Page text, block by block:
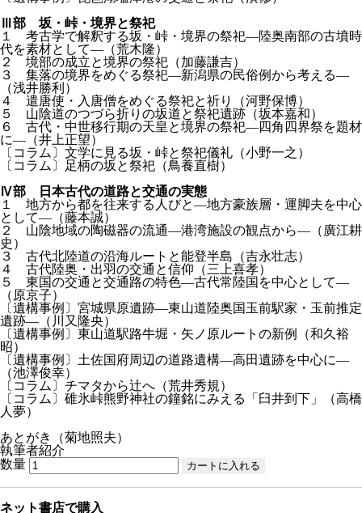
Ⅲ部 坂・峠・境界と祭祀
１ 考古学で解釈する坂・峠・境界の祭祀—陸奥南部の古墳時
代を素材として—（荒木隆）
２ 境部の成立と境界の祭祀（加藤謙吉）
３ 集落の境界をめぐる祭祀—新潟県の民俗例から考える—
（浅井勝利）
４ 遣唐使・入唐僧をめぐる祭祀と祈り（河野保博）
５ 山陰道のつづら折りの坂道と祭祀遺跡（坂本嘉和）
６ 古代・中世移行期の天皇と境界の祭祀—四角四界祭を題材
に—（井上正望）
〔コラム〕文学に見る坂・峠と祭祀儀礼（小野一之）
〔コラム〕足柄の坂と祭祀（鳥養直樹）
Ⅳ部 日本古代の道路と交通の実態
１ 地方から都を往来する人びと—地方豪族層・運脚夫を中心
として—（藤本誠）
２ 山陰地域の陶磁器の流通—港湾施設の観点から—（廣江耕
史）
３ 古代北陸道の沿海ルートと能登半島（吉永壮志）
４ 古代陸奥・出羽の交通と信仰（三上喜孝）
５ 東国の交通と交通路の特色—古代常陸国を中心として—
（原京子）
〔遺構事例〕宮城県原遺跡—東山道陸奥国玉前駅家・玉前推定
遺跡—（川又隆央）
〔遺構事例〕東山道駅路牛堀・矢ノ原ルートの新例（和久裕
昭）
〔遺構事例〕土佐国府周辺の道路遺構—高田遺跡を中心に—
（池澤俊幸）
〔コラム〕チマタから辻へ（荒井秀規）
〔コラム〕碓氷峠熊野神社の鐘銘にみえる「臼井到下」（高橋
人夢）
あとがき（菊地照夫）
執筆者紹介
数量
ネット書店で購入